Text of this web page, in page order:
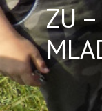
ZU